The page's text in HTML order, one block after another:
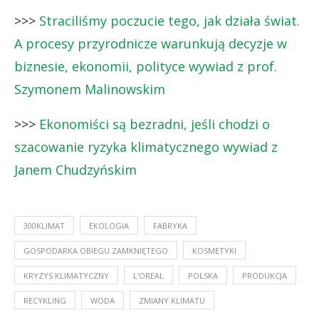
>>> Straciliśmy poczucie tego, jak działa świat.
A procesy przyrodnicze warunkują decyzje w
biznesie, ekonomii, polityce wywiad z prof.
Szymonem Malinowskim
>>> Ekonomiści są bezradni, jeśli chodzi o
szacowanie ryzyka klimatycznego wywiad z
Janem Chudzyńskim
300KLIMAT EKOLOGIA FABRYKA
GOSPODARKA OBIEGU ZAMKNIĘTEGO KOSMETYKI
KRYZYS KLIMATYCZNY L'OREAL POLSKA PRODUKCJA
RECYKLING WODA ZMIANY KLIMATU